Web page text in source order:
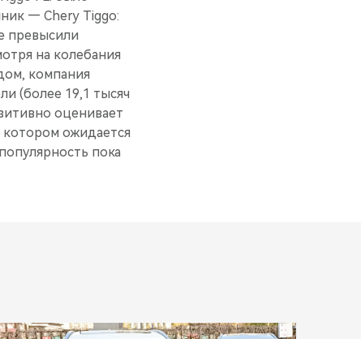
— Chery Tiggo:
превысили
на колебания
компания
(более 19,1 тысяч
оценивает
ожидается
пока